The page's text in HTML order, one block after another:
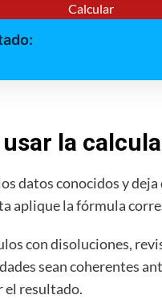
Calcular
la
datos conocidos y deja
aplique la fórmula
con disoluciones,
sean coherentes
resultado.